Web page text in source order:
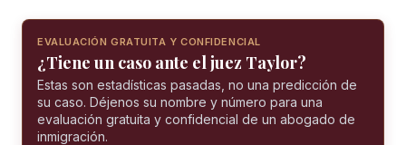
EVALUACIÓN GRATUITA Y CONFIDENCIAL
¿Tiene un caso ante el juez Taylor?
Estas son estadísticas pasadas, no una predicción de
su caso. Déjenos su nombre y número para una
evaluación gratuita y confidencial de un abogado de
inmigración.